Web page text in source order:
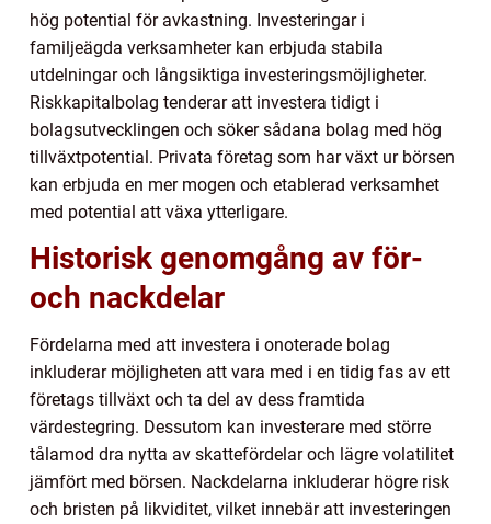
hög potential för avkastning. Investeringar i
familjeägda verksamheter kan erbjuda stabila
utdelningar och långsiktiga investeringsmöjligheter.
Riskkapitalbolag tenderar att investera tidigt i
bolagsutvecklingen och söker sådana bolag med hög
tillväxtpotential. Privata företag som har växt ur börsen
kan erbjuda en mer mogen och etablerad verksamhet
med potential att växa ytterligare.
Historisk genomgång av för-
och nackdelar
Fördelarna med att investera i onoterade bolag
inkluderar möjligheten att vara med i en tidig fas av ett
företags tillväxt och ta del av dess framtida
värdestegring. Dessutom kan investerare med större
tålamod dra nytta av skattefördelar och lägre volatilitet
jämfört med börsen. Nackdelarna inkluderar högre risk
och bristen på likviditet, vilket innebär att investeringen